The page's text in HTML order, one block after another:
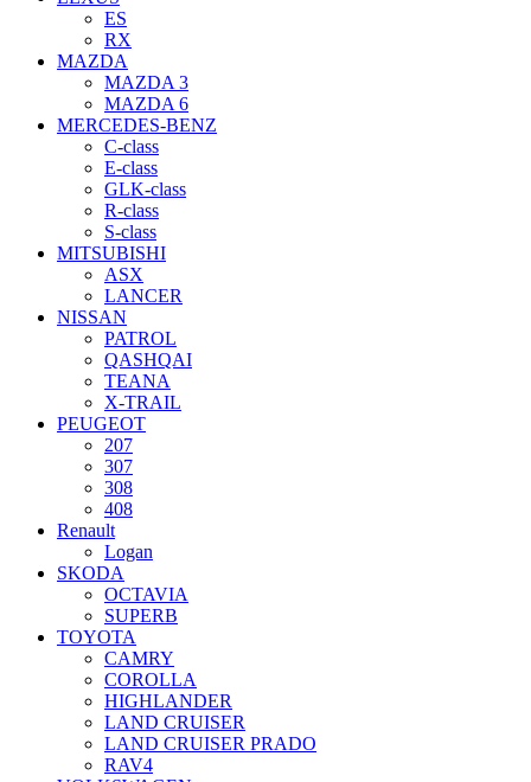
ES
RX
MAZDA
MAZDA 3
MAZDA 6
MERCEDES-BENZ
C-class
E-class
GLK-class
R-class
S-class
MITSUBISHI
ASX
LANCER
NISSAN
PATROL
QASHQAI
TEANA
X-TRAIL
PEUGEOT
207
307
308
408
Renault
Logan
SKODA
OCTAVIA
SUPERB
TOYOTA
CAMRY
COROLLA
HIGHLANDER
LAND CRUISER
LAND CRUISER PRADO
RAV4